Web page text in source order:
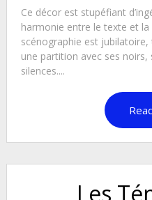
Ce décor est stupéfiant
harmonie entre le texte et la
scénographie est
une partition avec ses noirs,
silences....
Les